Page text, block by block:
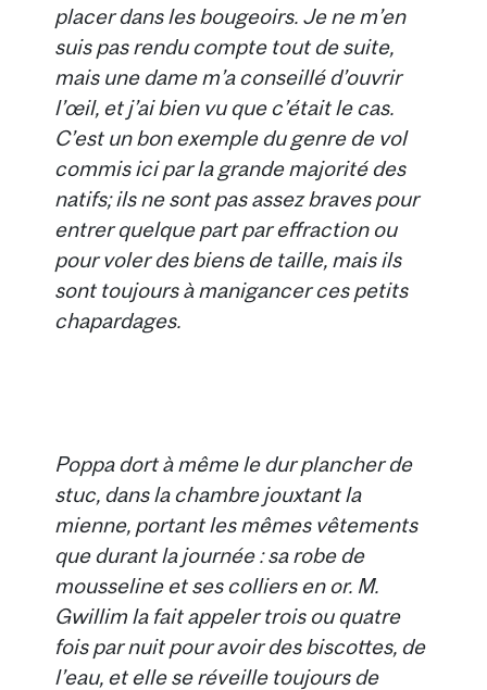
placer dans les bougeoirs. Je ne m’en
suis pas rendu compte tout de suite,
mais une dame m’a conseillé d’ouvrir
l’œil, et j’ai bien vu que c’était le cas.
C’est un bon exemple du genre de vol
commis ici par la grande majorité des
natifs; ils ne sont pas assez braves pour
entrer quelque part par effraction ou
pour voler des biens de taille, mais ils
sont toujours à manigancer ces petits
chapardages.
Poppa dort à même le dur plancher de
stuc, dans la chambre jouxtant la
mienne, portant les mêmes vêtements
que durant la journée : sa robe de
mousseline et ses colliers en or. M.
Gwillim la fait appeler trois ou quatre
fois par nuit pour avoir des biscottes, de
l’eau, et elle se réveille toujours de